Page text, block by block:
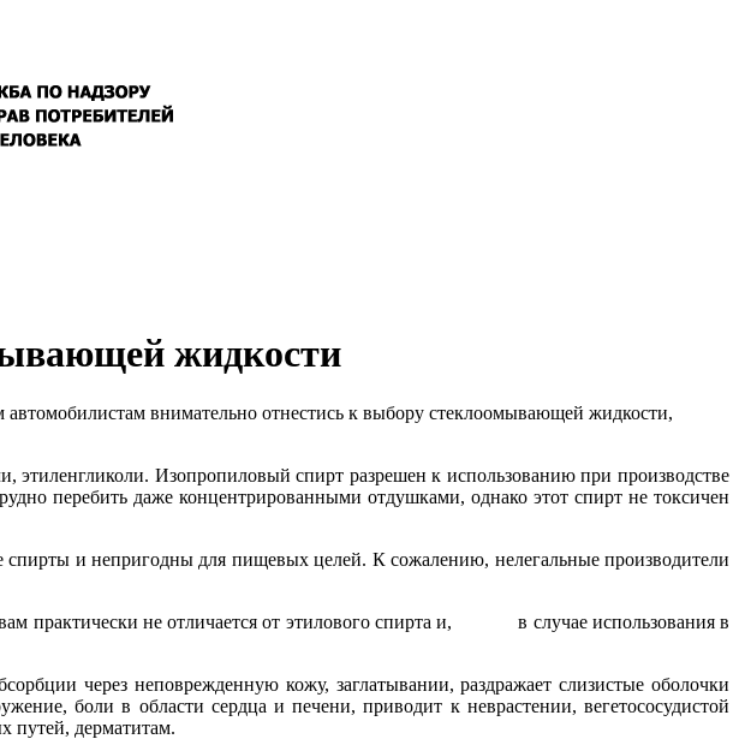
жидкости
внимательно отнестись к выбору стеклоомывающей жидкости,
Изопропиловый спирт разрешен к использованию при производстве
перебить даже концентрированными отдушками, однако этот спирт не токсичен
и непригодны для пищевых целей. К сожалению, нелегальные производители
практически не отличается от этилового спирта и, в случае использования в
через неповрежденную кожу, заглатывании, раздражает слизистые оболочки
боли в области сердца и печени, приводит к неврастении, вегетососудистой
путей, дерматитам.